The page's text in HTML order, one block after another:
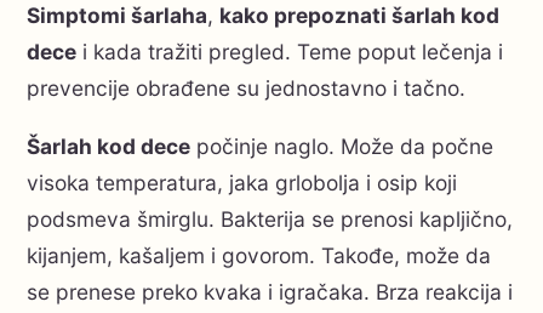
Simptomi šarlaha, kako prepoznati šarlah kod
dece i kada tražiti pregled. Teme poput lečenja i
prevencije obrađene su jednostavno i tačno.
Šarlah kod dece počinje naglo. Može da počne
visoka temperatura, jaka grlobolja i osip koji
podsmeva šmirglu. Bakterija se prenosi kapljično,
kijanjem, kašaljem i govorom. Takođe, može da
se prenese preko kvaka i igračaka. Brza reakcija i